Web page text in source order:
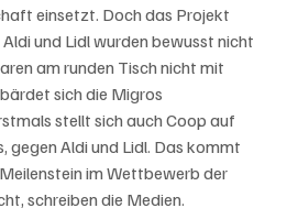
einsetzt. Doch das Projekt
und Lidl wurden bewusst nicht
am runden Tisch nicht mit
sich die Migros
stellt sich auch Coop auf
gegen Aldi und Lidl. Das kommt
im Wettbewerb der
schreiben die Medien.